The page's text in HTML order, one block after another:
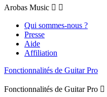
Arobas Music  
Qui sommes-nous ?
Presse
Aide
Affiliation
Fonctionnalités de Guitar Pro
Fonctionnalités de Guitar Pro 